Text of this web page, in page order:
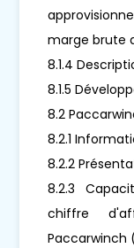
marge brute
8.1.4
8.1.5
8.2
8.2.1
8.2.2
8.2.3
chiffre
Paccarwinch